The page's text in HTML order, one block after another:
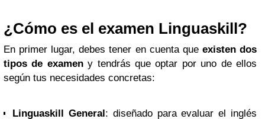
¿Cómo es el examen Linguaskill?
En primer lugar, debes tener en cuenta que existen dos
tipos de exameny tendrás que optar por uno de ellos
según tus necesidades concretas:
Linguaskill General: diseñado para evaluar el inglés